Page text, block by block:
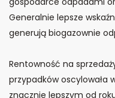
Generalnie lepsze
generują biogazownie
Rentowność na
przypadków oscylowała
znacznie lepszym od